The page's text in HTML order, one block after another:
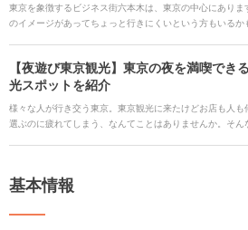
東京を象徴するビジネス街六本木は、東京の中心にありま
のイメージがあってちょっと行きにくいという方もいるか
術館や映画館、展望台や200を超えるレストランが集結し
揃っていて、一日中過ごしても飽きない「六本木ヒルズ」
【夜遊び東京観光】東京の夜を満喫でき
光スポットを紹介
様々な人が行き交う東京。東京観光に来たけどお店も人も
選ぶのに疲れてしまう、なんてことはありませんか。そん
基本情報